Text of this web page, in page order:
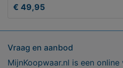
€ 49,95
Vraag en aanbod
MijnKoopwaar.nl is een